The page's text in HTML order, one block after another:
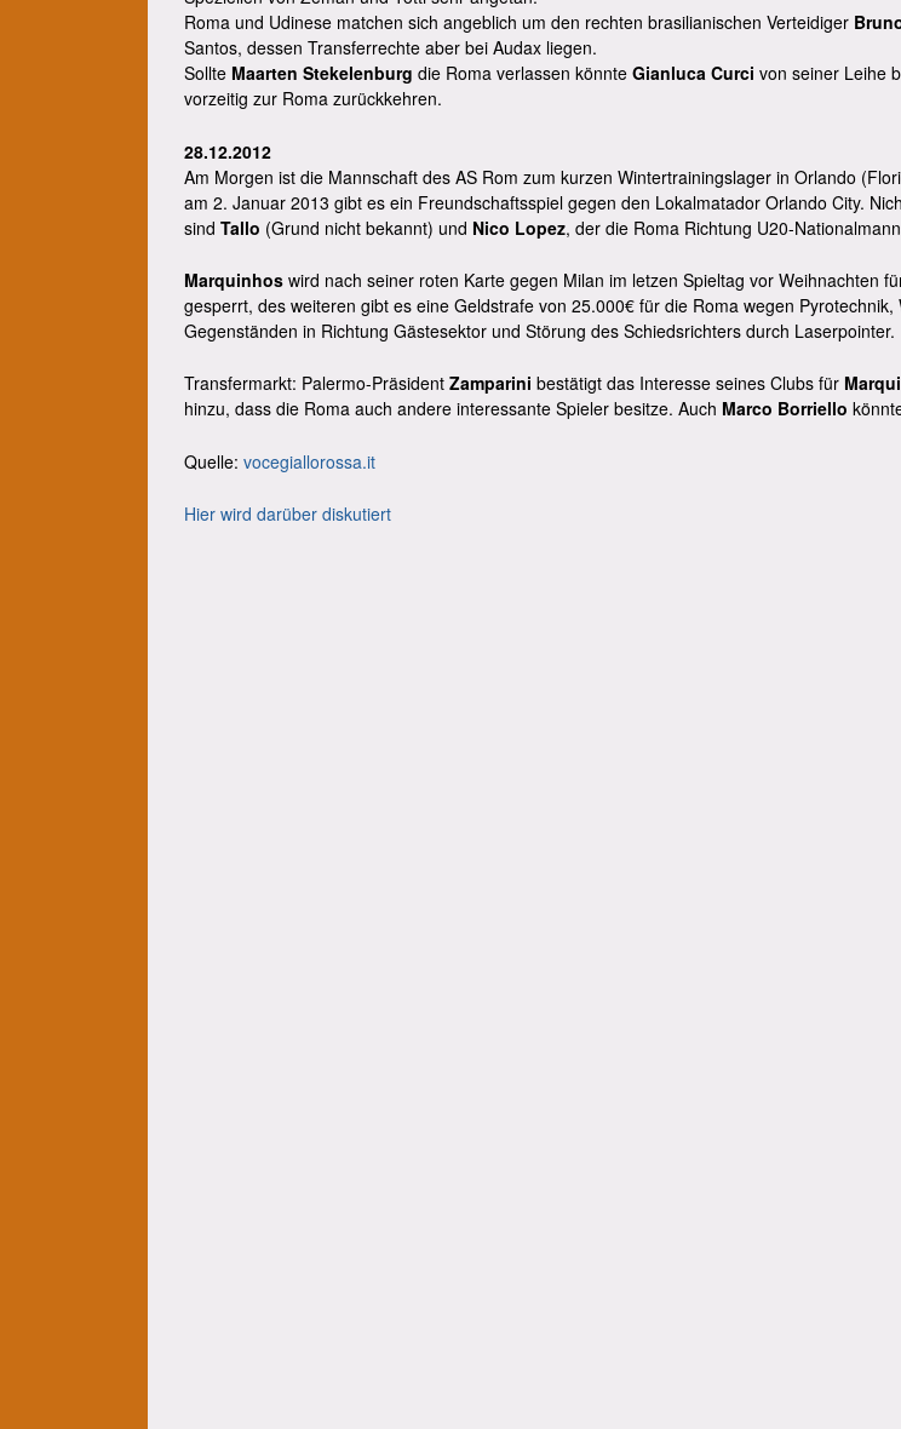
Roma und Udinese matchen sich angeblich um den rechten brasilianischen Verteidiger
Santos, dessen Transferrechte aber bei Audax liegen.
Sollte Maarten Stekelenburg die Roma verlassen könnte Gianluca Curci von seiner Leihe
vorzeitig zur Roma zurückkehren.
28.12.2012
Am Morgen ist die Mannschaft des AS Rom zum kurzen Wintertrainingslager in Orlando
am 2. Januar 2013 gibt es ein Freundschaftsspiel gegen den Lokalmatador Orlando City.
sind Tallo (Grund nicht bekannt) und Nico Lopez, der die Roma Richtung U20-
Marquinhos wird nach seiner roten Karte gegen Milan im letzen Spieltag vor Weihnachten
gesperrt, des weiteren gibt es eine Geldstrafe von 25.000€ für die Roma wegen Pyrotechnik,
Gegenständen in Richtung Gästesektor und Störung des Schiedsrichters durch Laserpointer.
Transfermarkt: Palermo-Präsident Zamparini bestätigt das Interesse seines Clubs für
hinzu, dass die Roma auch andere interessante Spieler besitze. Auch Marco Borriello
Quelle: vocegiallorossa.it
Hier wird darüber diskutiert